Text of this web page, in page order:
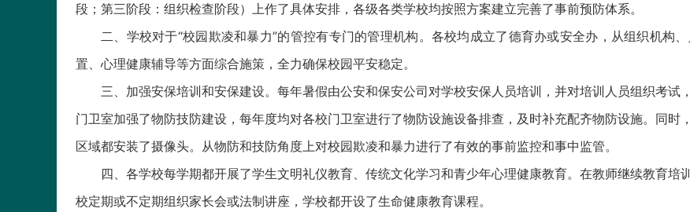
段；第三阶段：组织检查阶段）上作了具体安排，各级各类学校均按照方案建立完善了事前预防体系。
二、学校对于“校园欺凌和暴力”的管控有专门的管理机构。各校均成立了德育办或安全办，从组织机构
置、心理健康辅导等方面综合施策，全力确保校园平安稳定。
三、加强安保培训和安保建设。每年暑假由公安和保安公司对学校安保人员培训，并对培训人员组织考试
门卫室加强了物防技防建设，每年度均对各校门卫室进行了物防设施设备排查，及时补充配齐物防设施。同
区域都安装了摄像头。从物防和技防角度上对校园欺凌和暴力进行了有效的事前监控和事中监管。
四、各学校每学期都开展了学生文明礼仪教育、传统文化学习和青少年心理健康教育。在教师继续教育
校定期或不定期组织家长会或法制讲座，学校都开设了生命健康教育课程。